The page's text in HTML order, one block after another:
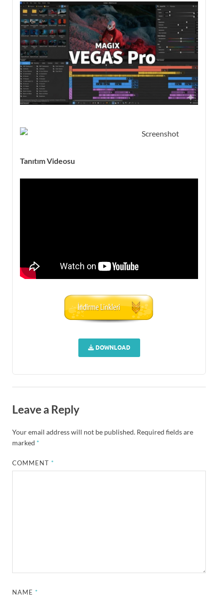
Tanıtım Videosu
DOWNLOAD
Leave a Reply
Your email address will not be published. Required fields are
marked *
COMMENT*
NAME*